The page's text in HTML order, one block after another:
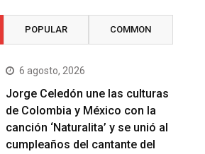
POPULAR COMMON
6 agosto, 2026
Jorge Celedón une las culturas
de Colombia y México con la
canción ‘Naturalita’ y se unió al
cumpleaños del cantante del